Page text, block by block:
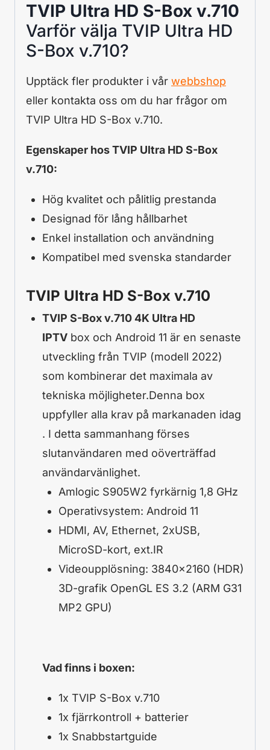
TVIP Ultra HD S-Box v.710
Varför välja TVIP Ultra HD
S-Box v.710?
Upptäck fler produkter i vår webbshop
eller kontakta oss om du har frågor om
TVIP Ultra HD S-Box v.710.
Egenskaper hos TVIP Ultra HD S-Box
v.710:
Hög kvalitet och pålitlig prestanda
Designad för lång hållbarhet
Enkel installation och användning
Kompatibel med svenska standarder
TVIP Ultra HD S-Box v.710
TVIP S-Box v.710 4K Ultra HD
IPTV box och Android 11 är en senaste
utveckling från TVIP (modell 2022)
som kombinerar det maximala av
tekniska möjligheter.Denna box
uppfyller alla krav på markanaden idag
. I detta sammanhang förses
slutanvändaren med oöverträffad
användarvänlighet.
Amlogic S905W2 fyrkärnig 1,8 GHz
Operativsystem: Android 11
HDMI, AV, Ethernet, 2xUSB,
MicroSD-kort, ext.IR
Videoupplösning: 3840×2160 (HDR)
3D-grafik OpenGL ES 3.2 (ARM G31
MP2 GPU)
Vad finns i boxen:
1x TVIP S-Box v.710
1x fjärrkontroll + batterier
1x Snabbstartguide